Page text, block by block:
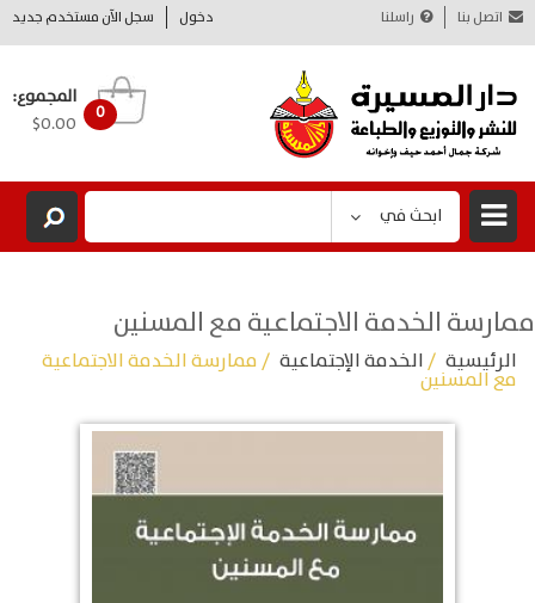
دخول سجل الآن مستخدم جديد اتصل بنا راسلنا
0
المجموع:
$0.00
ابحث في
ممارسة الخدمة الاجتماعية مع المسنين
الرئيسية /الخدمة الإجتماعية / ممارسة الخدمة الاجتماعية
مع المسنين